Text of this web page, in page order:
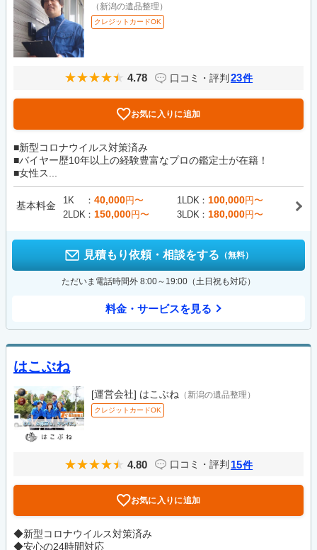
（新潟の遺品整理）
クレジットカードOK
4.78 口コミ・評判 23件
お気に入りに追加
■新型コロナウイルス対策済み
■バイヤー歴10年以上の経験豊富なプロの鑑定士が在籍！
■女性ス...
基本料金 1K 40,000円〜 1LDK 100,000円〜
2LDK
150,000円〜 3LDK 180,000円〜
見積もり依頼・相談をする （無料）
ただいま電話時間外 8:00～19:00（土日祝も対応）
料金・サービスを見る
はこぶね
[運営会社] はこぶね （新潟の遺品整理）
クレジットカードOK
4.80 口コミ・評判 15件
お気に入りに追加
◆新型コロナウイルス対策済み
◆安心の24時間対応